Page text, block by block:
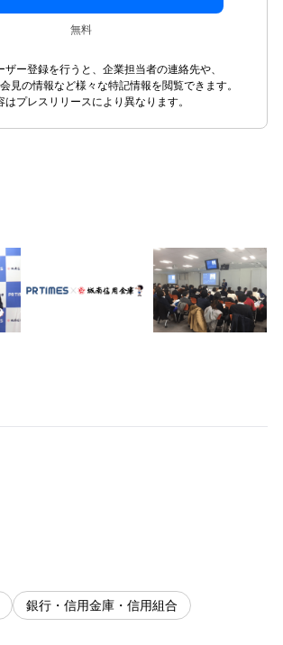
無料
ザー登録を行うと、企業担当者の連絡先や、
見の情報など様々な特記情報を閲覧できます。
プレスリリースにより異なります。
銀行・信用金庫・信用組合